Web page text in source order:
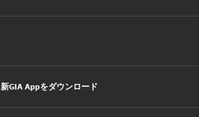
新GIA Appをダウンロード